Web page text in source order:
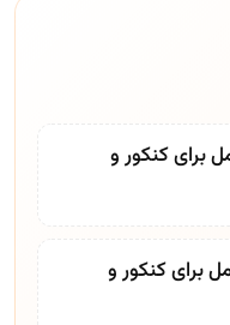
برای کنکور و
برای کنکور و